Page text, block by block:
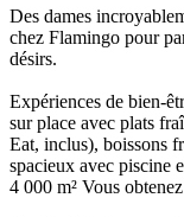
Des dames
chez Flamingo pour
désirs.
Expériences de bien-
sur place avec plats
Eat, inclus), boissons
spacieux avec piscine
4 000 m² Vous